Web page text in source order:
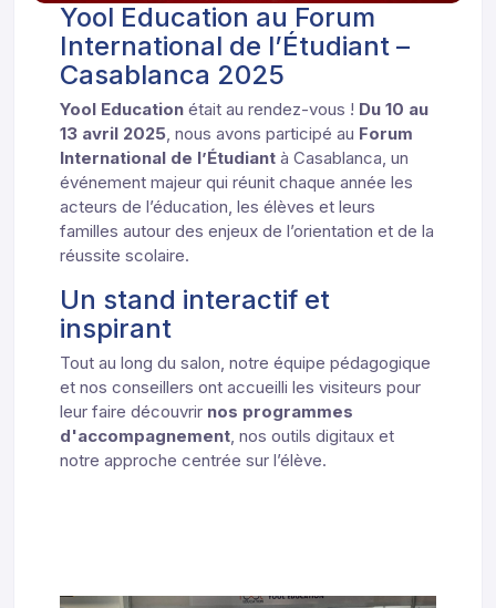
Yool Education au Forum
International de l’Étudiant –
Casablanca 2025
Yool Education était au rendez-vous ! Du 10 au
13 avril 2025, nous avons participé au Forum
International de l’Étudiant à Casablanca, un
événement majeur qui réunit chaque année les
acteurs de l’éducation, les élèves et leurs
familles autour des enjeux de l’orientation et de la
réussite scolaire.
Un stand interactif et
inspirant
Tout au long du salon, notre équipe pédagogique
et nos conseillers ont accueilli les visiteurs pour
leur faire découvrir nos programmes
d'accompagnement, nos outils digitaux et
notre approche centrée sur l’élève.